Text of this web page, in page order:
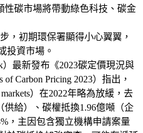
碳市場將帶動綠色科技、碳金
，初期環保署顯得小心翼翼，
投資市場。
最新發布《2023碳定價現況與
of Carbon Pricing 2023）指出，
）在2022年略為放緩，去
供給）、碳權抵換1.96億噸（企
，主因包含獨立機構申請案量